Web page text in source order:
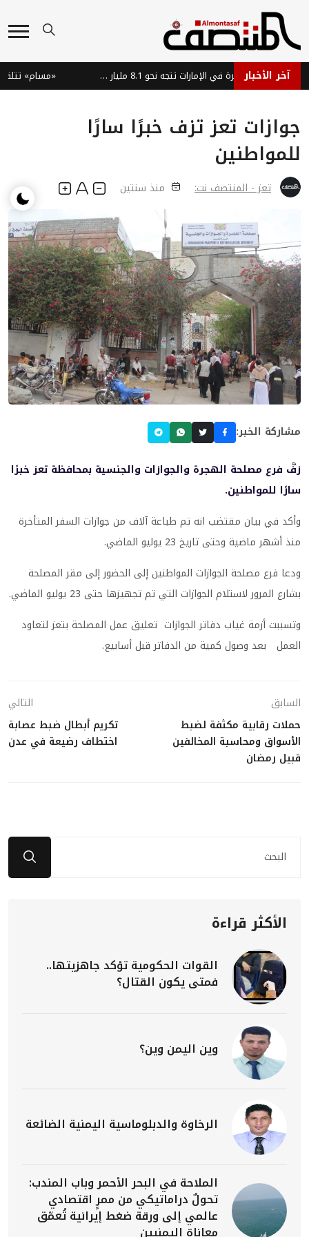
آخر الأخبار سوق السيارات الفاخرة في الإمارات تتجه نحو 8.1 مليار دولار بحلول 2035 «مسام» تتلف 1861 لغماً وذخيرة في ميدي اليمنية
جوازات تعز تزف خبرًا سارًا
للمواطنين
تعز - المنتصف نت: منذ سنتين
مشاركة الخبر:
زفَّ فرع مصلحة الهجرة والجوازات والجنسية بمحافظة تعز خبرًا
سارًا للمواطنين.
وأكد في بيان مقتضب انه تم طباعة آلاف من جوازات السفر المتأخرة
منذ أشهر ماضية وحتى تاريخ 23 يوليو الماضي.
ودعا فرع مصلحة الجوازات المواطنين إلى الحضور إلى مقر المصلحة
بشارع المرور لاستلام الجوازات التي تم تجهيزها حتى 23 يوليو الماضي.
وتسببت أزمة غياب دفاتر الجوازات تعليق عمل المصلحة بتعز لتعاود
العمل بعد وصول كمية من الدفاتر قبل أسابيع.
السابق
حملات رقابية مكثفة لضبط
الأسواق ومحاسبة المخالفين
قبيل رمضان
التالي
تكريم أبطال ضبط عصابة
اختطاف رضيعة في عدن
الأكثر قراءة
القوات الحكومية تؤكد جاهزيتها..
فمتى يكون القتال؟
وين اليمن وين؟
الرخاوة والدبلوماسية اليمنية الضائعة
الملاحة في البحر الأحمر وباب المندب:
تحولٌ دراماتيكي من ممرٍ اقتصادي
عالمي إلى ورقة ضغط إيرانية تُعمّق
معاناة اليمنيين